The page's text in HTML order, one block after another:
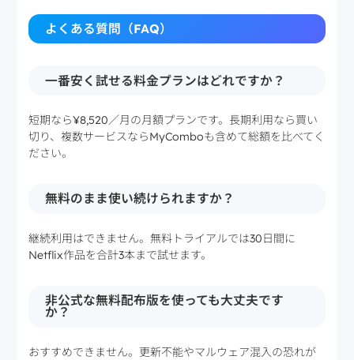
されない
る地域差
よくある質問（FAQ）
一番安く試せる料金プランはどれですか？
短期なら¥8,520／月の月額プランです。長期利用なら買い
切り、複数サービスならMyComboも含めて総額を比べてく
ださい。
無料のまま使い続けられますか？
継続利用はできません。無料トライアルでは30日間に
Netflix作品を合計3本まで試せます。
非公式な無料配布版を使っても大丈夫です
か？
おすすめできません。更新不能やマルウェア混入の恐れが